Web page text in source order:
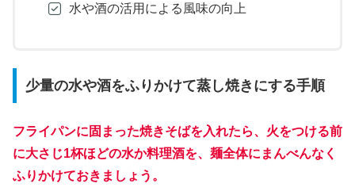
水や酒の活用による風味の向上
少量の水や酒をふりかけて蒸し焼きにする手順
フライパンに固まった焼きそばを入れたら、火をつける前
に大さじ1杯ほどの水か料理酒を、麺全体にまんべんなく
ふりかけておきましょう。